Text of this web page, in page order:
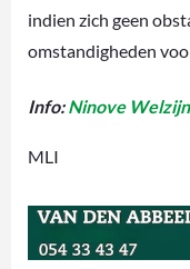
indien zich geen
omstandigheden
Info:Ninove Welzijn
MLI